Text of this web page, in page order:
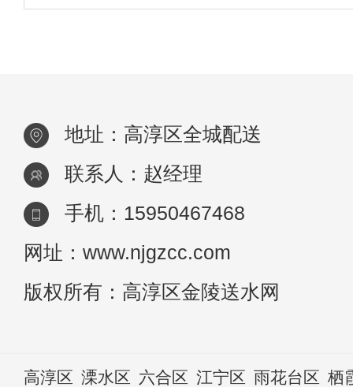
商，
至选择用纯净水做饭，认为这样做的食物比
地址：高淳区全城配送
联系人：赵经理
手机：15950467468
网址：www.njgzcc.com
版权所有：高淳区金陵送水网
高淳区 溧水区 六合区 江宁区 雨花台区 栖